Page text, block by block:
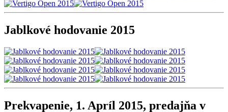
Jablkové hodovanie 2015
Prekvapenie, 1. Apríl 2015, predajňa v